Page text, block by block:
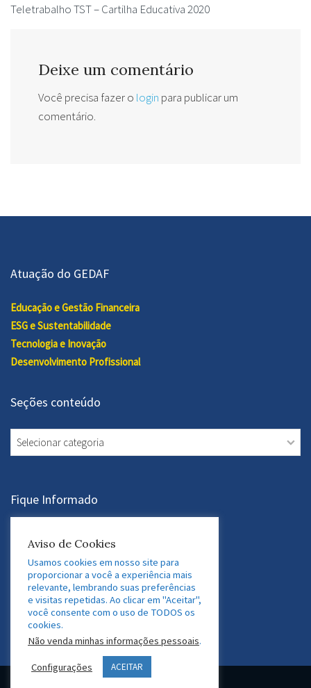
Teletrabalho TST – Cartilha Educativa 2020
Deixe um comentário
Você precisa fazer o login para publicar um
comentário.
Atuação do GEDAF
Educação e Gestão Financeira
ESG e Sustentabilidade
Tecnologia e Inovação
Desenvolvimento Profissional
Seções conteúdo
Seções
conteúdo
Fique Informado
Assine a Newsletter
Acesse nossas Redes Sociais
Twitter Facebook
Aviso de Cookies
Usamos cookies em nosso site para
proporcionar a você a experiência mais
relevante, lembrando suas preferências
e visitas repetidas. Ao clicar em "Aceitar",
você consente com o uso de TODOS os
cookies.
Não venda minhas informações pessoais.
Configurações ACEITAR